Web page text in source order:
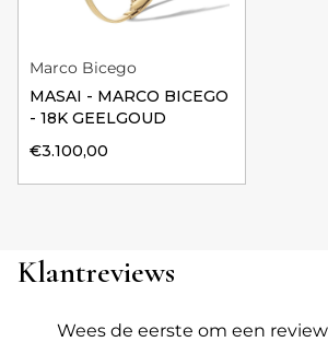
Marco Bicego
MASAI - MARCO BICEGO
- 18K GEELGOUD
€3.100,00
Klantreviews
Wees de eerste om een